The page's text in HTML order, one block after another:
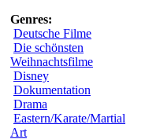
Genres:
Deutsche Filme
Die schönsten
Weihnachtsfilme
Disney
Dokumentation
Drama
Eastern/Karate/Martial
Art